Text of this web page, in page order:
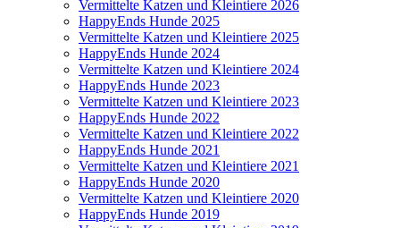
Vermittelte Katzen und Kleintiere 2026
HappyEnds Hunde 2025
Vermittelte Katzen und Kleintiere 2025
HappyEnds Hunde 2024
Vermittelte Katzen und Kleintiere 2024
HappyEnds Hunde 2023
Vermittelte Katzen und Kleintiere 2023
HappyEnds Hunde 2022
Vermittelte Katzen und Kleintiere 2022
HappyEnds Hunde 2021
Vermittelte Katzen und Kleintiere 2021
HappyEnds Hunde 2020
Vermittelte Katzen und Kleintiere 2020
HappyEnds Hunde 2019